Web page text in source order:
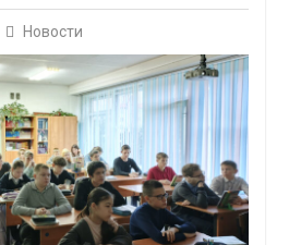
Новости